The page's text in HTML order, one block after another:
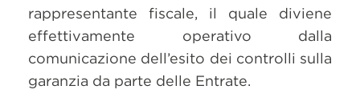
rappresentante fiscale, il quale diviene
effettivamente operativo dalla
comunicazione dell’esito dei controlli sulla
garanzia da parte delle Entrate.